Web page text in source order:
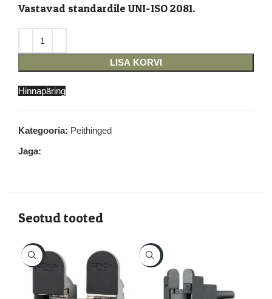
Vastavad standardile UNI-ISO 2081.
LISA KORVI
Hinnapäring
Kategooria: Peithinged
Jaga:
Seotud tooted
-16% -15%